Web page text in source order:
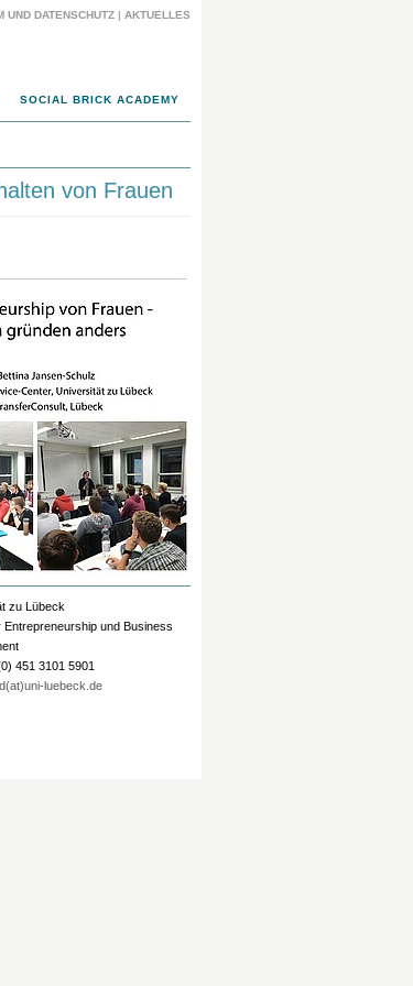
UND DATENSCHUTZ | AKTUELLES
SOCIAL BRICK ACADEMY
von Frauen
zu Lübeck
Entrepreneurship und Business
451 3101 5901
luebeck.de